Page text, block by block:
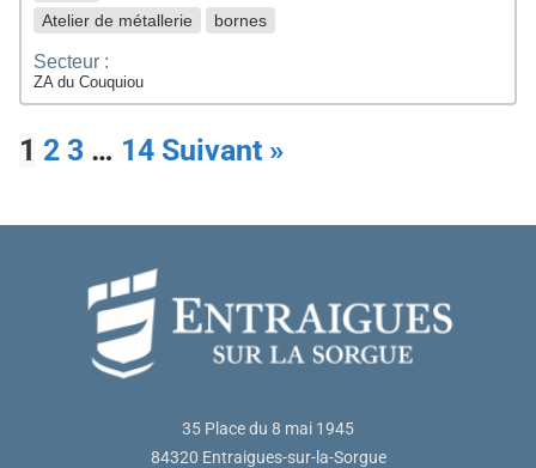
Atelier de métallerie
bornes
Secteur :
ZA du Couquiou
1 2 3 … 14 Suivant »
35 Place du 8 mai 1945
84320 Entraigues-sur-la-Sorgue